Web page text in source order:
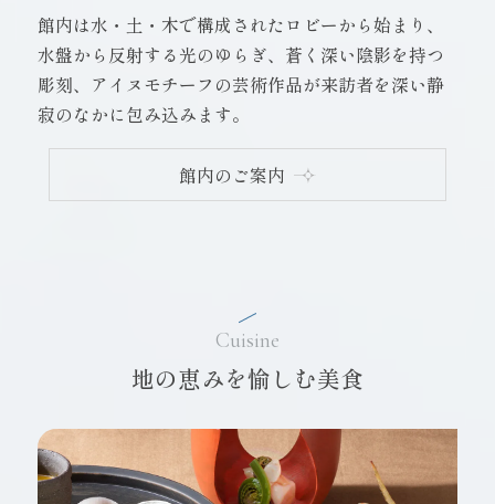
館内は水・土・木で構成されたロビーから始まり、
水盤から反射する光のゆらぎ、蒼く深い陰影を持つ
彫刻、 アイヌモチーフの芸術作品が来訪者を深い静
寂のなかに包み込みます。
館内のご案内
Cuisine
地の恵みを愉しむ美食